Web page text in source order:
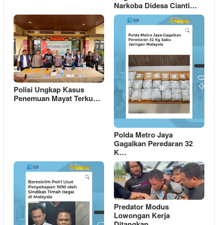
Narkoba Didesa Cianti…
Polisi Ungkap Kasus
Penemuan Mayat Terku…
Polda Metro Jaya
Gagalkan Peredaran 32
K…
Predator Modus
Lowongan Kerja